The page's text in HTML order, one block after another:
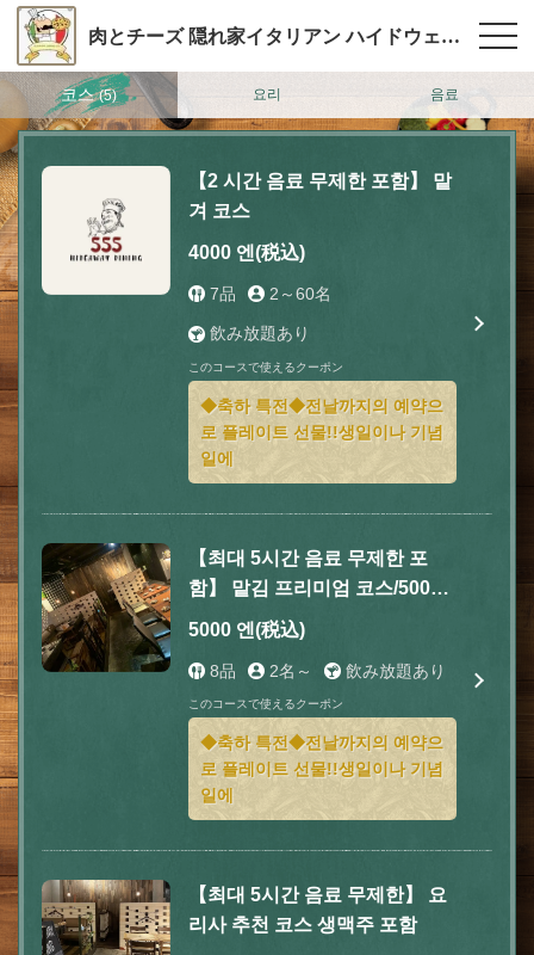
肉とチーズ 隠れ家イタリアン ハイドウェイダイニング555（ファイブ）川越
코스(5) 요리 음료
【2 시간 음료 무제한 포함】 맡
겨 코스
4000 엔(税込)
7品 2～60名
飲み放題あり
このコースで使えるクーポン
◆축하 특전◆전날까지의 예약으
로 플레이트 선물!!생일이나 기념
일에
【최대 5시간 음료 무제한 포
함】 맡김 프리미엄 코스/5000
엔(부가세 포함)
5000 엔(税込)
8品 2名～ 飲み放題あり
このコースで使えるクーポン
◆축하 특전◆전날까지의 예약으
로 플레이트 선물!!생일이나 기념
일에
【최대 5시간 음료 무제한】 요
리사 추천 코스 생맥주 포함